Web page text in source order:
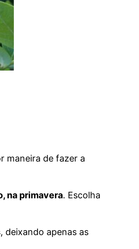
maneira de fazer a
na primavera. Escolha
deixando apenas as